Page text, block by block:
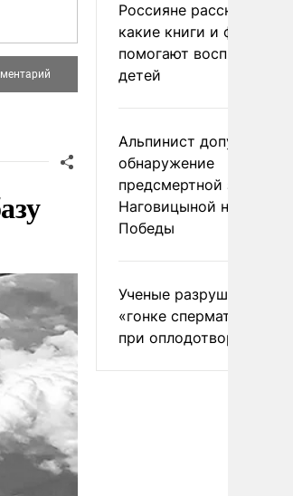
Россияне рассказали,
какие книги и фильмы
помогают воспитывать
детей
Альпинист допустил
обнаружение
предсмертной записки
Наговицыной на пике
Победы
Ученые разрушили миф
«гонке
при оплодотворении